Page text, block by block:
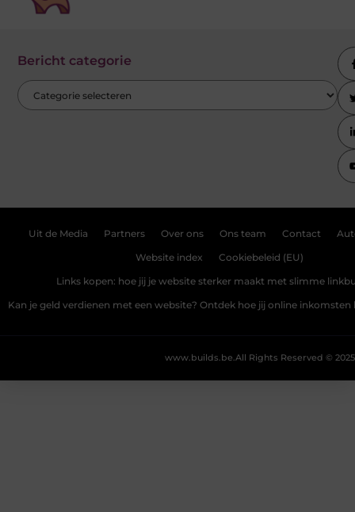
Bericht categorie
Uit de Media Partners Over ons Ons team Contact
Website index Cookiebeleid (EU)
Links kopen: hoe jij je website sterker maakt met slimme
Kan je geld verdienen met een website? Ontdek hoe jij online
All Rights Reserved © 2025
www.builds.be.